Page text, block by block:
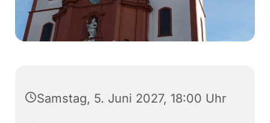
Samstag, 5. Juni 2027, 18:00 Uhr